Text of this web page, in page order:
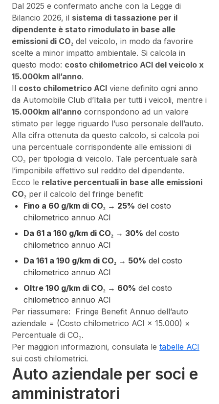
Dal 2025 e confermato anche con la Legge di
Bilancio 2026, il sistema di tassazione per il
dipendente è stato rimodulato in base alle
emissioni di CO₂ del veicolo, in modo da favorire
scelte a minor impatto ambientale. Si calcola in
questo modo: costo chilometrico ACI del veicolo x
15.000km all’anno.
Il costo chilometrico ACI viene definito ogni anno
da Automobile Club d’Italia per tutti i veicoli, mentre i
15.000km all’anno corrispondono ad un valore
stimato per legge riguardo l’uso personale dell’auto.
Alla cifra ottenuta da questo calcolo, si calcola poi
una percentuale corrispondente alle emissioni di
CO₂ per tipologia di veicolo. Tale percentuale sarà
l’imponibile effettivo sul reddito del dipendente.
Ecco le relative percentuali in base alle emissioni
CO₂ per il calcolo del fringe benefit:
Fino a 60 g/km di CO₂ → 25% del costo
chilometrico annuo ACI
Da 61 a 160 g/km di CO₂ → 30% del costo
chilometrico annuo ACI
Da 161 a 190 g/km di CO₂ → 50% del costo
chilometrico annuo ACI
Oltre 190 g/km di CO₂ → 60% del costo
chilometrico annuo ACI
Per riassumere: Fringe Benefit Annuo dell’auto
aziendale = (Costo chilometrico ACI × 15.000) ×
Percentuale di CO₂.
Per maggiori informazioni, consulata le tabelle ACI
sui costi chilometrici.
Auto aziendale per soci e
amministratori